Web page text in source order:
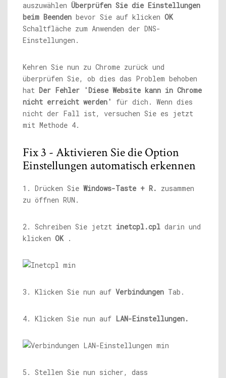
auszuwählen Überprüfen Sie die Einstellungen
beim Beenden bevor Sie auf klicken OK
Schaltfläche zum Anwenden der DNS-
Einstellungen.
Kehren Sie nun zu Chrome zurück und
überprüfen Sie, ob dies das Problem behoben
hat Der Fehler 'Diese Website kann in Chrome
nicht erreicht werden'
für dich. Wenn dies
nicht der Fall ist, versuchen Sie es jetzt
mit Methode 4.
Fix 3 - Aktivieren Sie die Option
Einstellungen automatisch erkennen
1. Drücken Sie Windows-Taste + R. zusammen
zu öffnen RUN.
2. Schreiben Sie jetzt inetcpl.cpl darin und
klicken OK.
3. Klicken Sie nun auf Verbindungen Tab.
4. Klicken Sie nun auf LAN-Einstellungen.
5. Stellen Sie nun sicher, dass